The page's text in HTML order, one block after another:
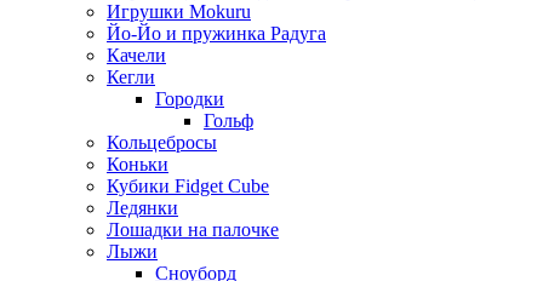
Игрушки Mokuru
Йо-Йо и пружинка Радуга
Качели
Кегли
Городки
Гольф
Кольцебросы
Коньки
Кубики Fidget Cube
Ледянки
Лошадки на палочке
Лыжи
Сноуборд